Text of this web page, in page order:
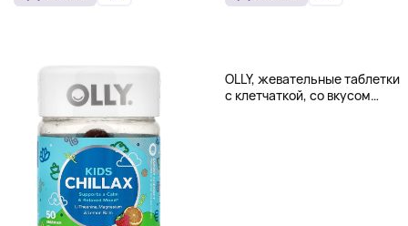
OLLY, жевательные таблетки
с клетчаткой, со вкусом